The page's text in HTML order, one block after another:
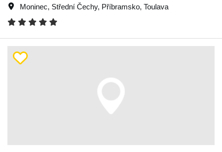
Moninec, Střední Čechy, Příbramsko, Toulava